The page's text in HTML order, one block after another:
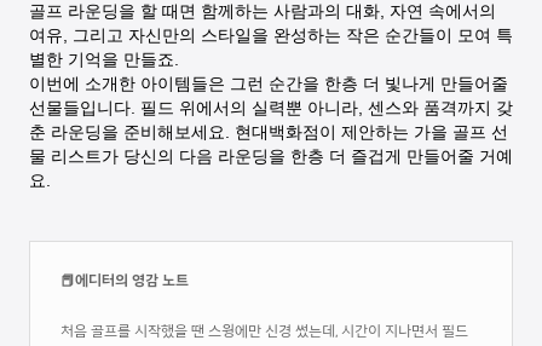
골프 라운딩을 할 때면 함께하는 사람과의 대화, 자연 속에서의
여유, 그리고 자신만의 스타일을 완성하는 작은 순간들이 모여 특
별한 기억을 만들죠.
이번에 소개한 아이템들은 그런 순간을 한층 더 빛나게 만들어줄
선물들입니다. 필드 위에서의 실력뿐 아니라, 센스와 품격까지 갖
춘 라운딩을 준비해보세요. 현대백화점이 제안하는 가을 골프 선
물 리스트가 당신의 다음 라운딩을 한층 더 즐겁게 만들어줄 거예
요.
📕에디터의 영감 노트
처음 골프를 시작했을 땐 스윙에만 신경 썼는데, 시간이 지나면서 필드